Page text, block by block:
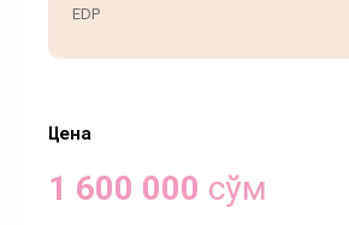
Цена
1 600 000 сўм
EDP